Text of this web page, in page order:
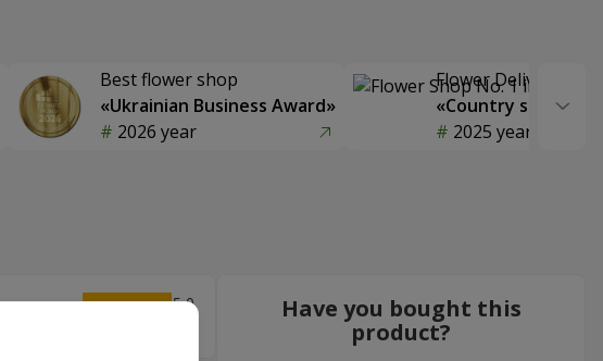
Best flower shop
«Ukrainian Business Award»
2026 year
Flower Delivery of
«Country
2025 year
5
Have you bought this
product?